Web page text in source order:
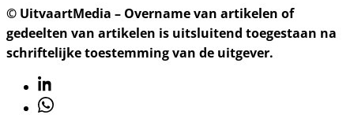
© UitvaartMedia – Overname van artikelen of
gedeelten van artikelen is uitsluitend toegestaan na
schriftelijke toestemming van de uitgever.
Linkedin
Whatsapp